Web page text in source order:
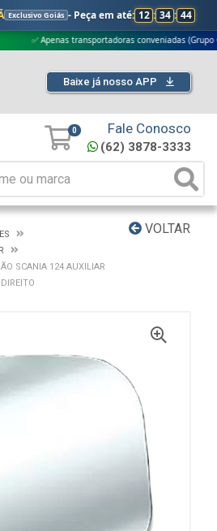
Exclusivo Goiás - Peça em até: 12 : 34 : 44
✅ Apenas transportadoras conveniadas (Grupo G5)
Baixe já nosso APP
0 Fale Conosco
(62) 3878-3333
VOLTAR
SCANIA 124 AUXILIAR